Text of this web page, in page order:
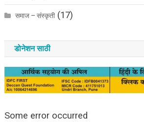
समाज – संस्कृती(17)
डोनेशन साठी
Some error occurred